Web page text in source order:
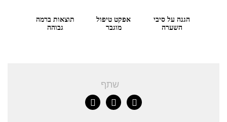
הגנה על סיבי
השערה
אפקט טיפול
מוגבר
תוצאות ברמה
גבוהה
שתף